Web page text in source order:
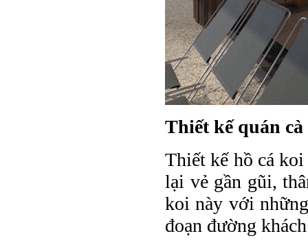
Thiết kế quán
Thiết kế hồ cá koi
lại vẻ gần gũi,
koi này với
đoạn đường